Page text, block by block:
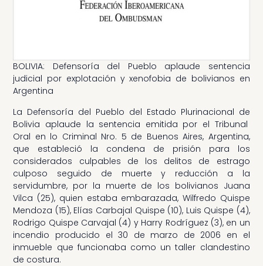
BOLIVIA: Defensoría del Pueblo aplaude sentencia
judicial por explotación y xenofobia de bolivianos en
Argentina
La Defensoría del Pueblo del Estado Plurinacional de
Bolivia aplaude la sentencia emitida por el Tribunal
Oral en lo Criminal Nro. 5 de Buenos Aires, Argentina,
que estableció la condena de prisión para los
considerados culpables de los delitos de estrago
culposo seguido de muerte y reducción a la
servidumbre, por la muerte de los bolivianos Juana
Vilca (25), quien estaba embarazada, Wilfredo Quispe
Mendoza (15), Elías Carbajal Quispe (10), Luis Quispe (4),
Rodrigo Quispe Carvajal (4) y Harry Rodríguez (3), en un
incendio producido el 30 de marzo de 2006 en el
inmueble que funcionaba como un taller clandestino
de costura.